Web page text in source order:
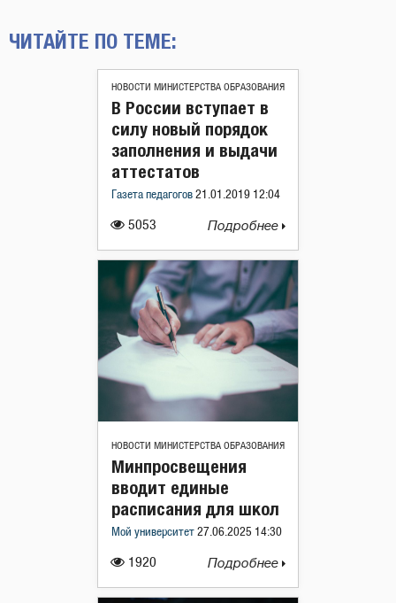
ЧИТАЙТЕ ПО ТЕМЕ:
НОВОСТИ МИНИСТЕРСТВА ОБРАЗОВАНИЯ
5053
В России вступает в
силу новый порядок
заполнения и выдачи
аттестатов
Газета педагогов 21.01.2019 12:04
Подробнее
НОВОСТИ МИНИСТЕРСТВА ОБРАЗОВАНИЯ
1920
Минпросвещения
вводит единые
расписания для школ
Мой университет 27.06.2025 14:30
Подробнее